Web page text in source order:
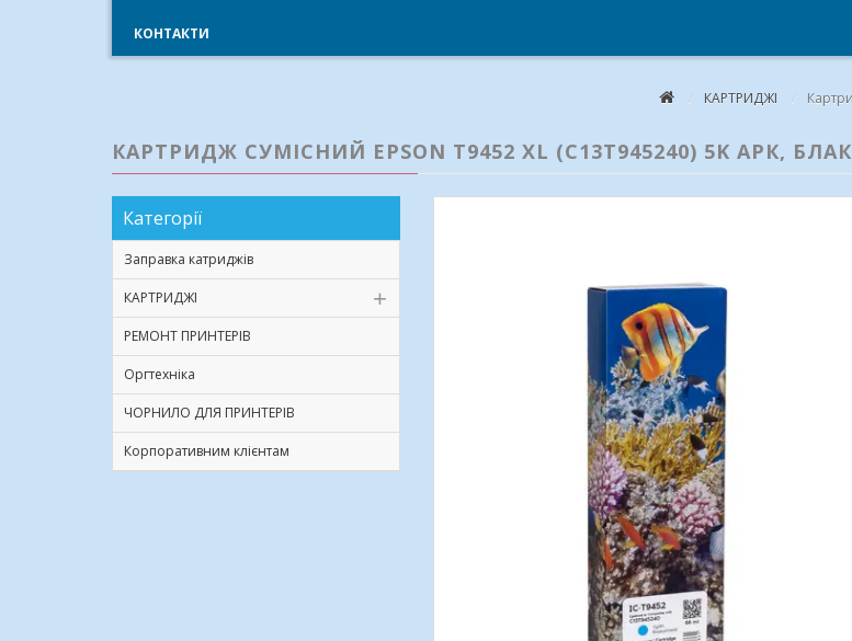
КОНТАКТИ
КАРТРИДЖІ
КАРТРИДЖ СУМІСНИЙ EPSON T9452 XL (C13T945240) 5K АРК,
Категорії
Заправка катриджів
КАРТРИДЖІ
РЕМОНТ ПРИНТЕРІВ
Оргтехніка
ЧОРНИЛО ДЛЯ ПРИНТЕРІВ
Корпоративним клієнтам